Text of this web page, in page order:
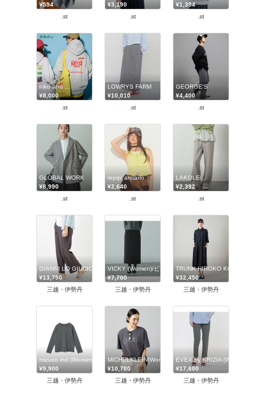
¥594
.st
¥3,190
.st
¥1,394
.st
niko and ...
¥8,000
.st
LOWRYS FARM
¥10,010
.st
GEORGE'S
¥4,400
.st
GLOBAL WORK
¥8,990
.st
repipi armario
¥2,640
.st
LAKOLE
¥2,392
.st
GIANNI LO GIUDICE(Women/小さいサイズ)/ジャンニロジュディチェ
¥13,750
三越・伊勢丹
VICKY (Women)/ビッキー
¥7,700
三越・伊勢丹
TRUNK HIROKO KOSHINO
¥32,450
三越・伊勢丹
mizuiro ind (Women)/ミズイロインド
¥9,900
三越・伊勢丹
MICHELKLEIN(Women/小さいサイズ)/ミッシェルクラン
¥10,780
三越・伊勢丹
EVEX by KRIZIA (Women)/エヴ
¥17,600
三越・伊勢丹